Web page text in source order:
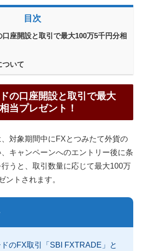
目次
座開設と取引で最大100万5千円分相
ついて
の口座開設と取引で最大
当プレゼント！
対象期間中にFXとつみたて外貨の
キャンペーンへのエントリー後に条
うと、取引数量に応じて最大100万
ントされます。
のFX取引「SBI FXTRADE」と